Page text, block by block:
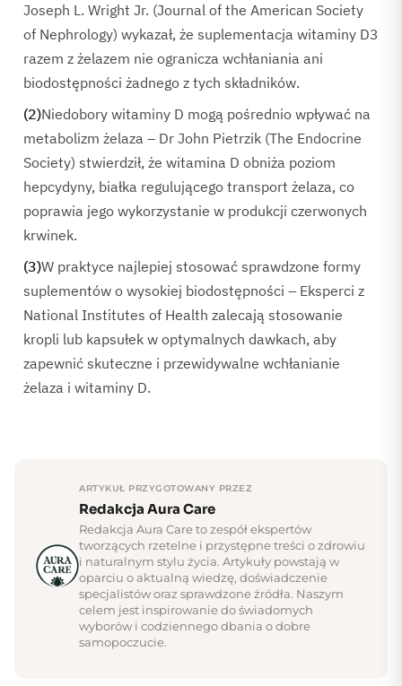
Joseph L. Wright Jr. (Journal of the American Society
of Nephrology) wykazał, że suplementacja witaminy D3
razem z żelazem nie ogranicza wchłaniania ani
biodostępności żadnego z tych składników.
(2)Niedobory witaminy D mogą pośrednio wpływać na
metabolizm żelaza – Dr John Pietrzik (The Endocrine
Society) stwierdził, że witamina D obniża poziom
hepcydyny, białka regulującego transport żelaza, co
poprawia jego wykorzystanie w produkcji czerwonych
krwinek.
(3)W praktyce najlepiej stosować sprawdzone formy
suplementów o wysokiej biodostępności – Eksperci z
National Institutes of Health zalecają stosowanie
kropli lub kapsułek w optymalnych dawkach, aby
zapewnić skuteczne i przewidywalne wchłanianie
żelaza i witaminy D.
ARTYKUŁ PRZYGOTOWANY PRZEZ
Redakcja Aura Care
Redakcja Aura Care to zespół ekspertów
tworzących rzetelne i przystępne treści o zdrowiu
i naturalnym stylu życia. Artykuły powstają w
oparciu o aktualną wiedzę, doświadczenie
specjalistów oraz sprawdzone źródła. Naszym
celem jest inspirowanie do świadomych
wyborów i codziennego dbania o dobre
samopoczucie.